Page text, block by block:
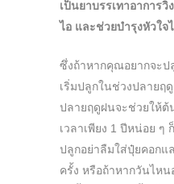
เป็นยาบรรเทาอาการวิ
ไอ และช่วยบำรุงหัวใจ
ซึ่งถ้าหากคุณอยากจะ
เริ่มปลูกในช่วงปลายฤ
ปลายฤดูฝนจะช่วยให้ต้
เวลาเพียง 1 ปีหน่อย ๆ
ปลูกอย่าลืมใส่ปุ๋ยคอก
ครั้ง หรือถ้าหากวันไห